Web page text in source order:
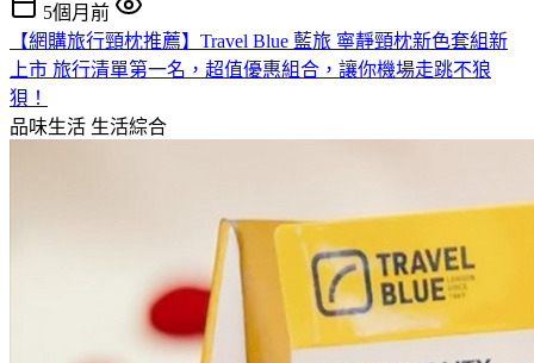
5個月前
【網購旅行頸枕推薦】Travel Blue 藍旅 寧靜頸枕新色套組新
上市 旅行清單第一名，超值優惠組合，讓你機場走跳不狼
狽！
品味生活 生活綜合